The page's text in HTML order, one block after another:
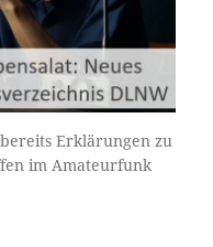
Erklärungen zu
im Amateurfunk